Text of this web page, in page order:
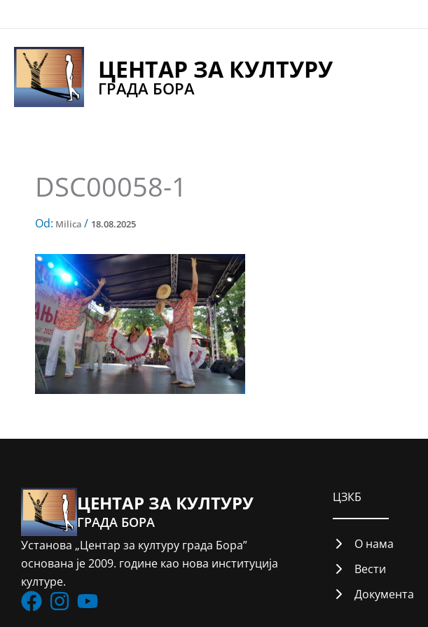
na
sadržaj
ЦЕНТАР ЗА КУЛТУРУ
ГРАДА БОРА
DSC00058-1
Od: Milica / 18.08.2025
ЦЕНТАР ЗА КУЛТУРУ
ГРАДА БОРА
Установа „Центар за културу града Бора”
основана је 2009. године као нова институција
културе.
ЦЗКБ
О нама
Вести
Документа